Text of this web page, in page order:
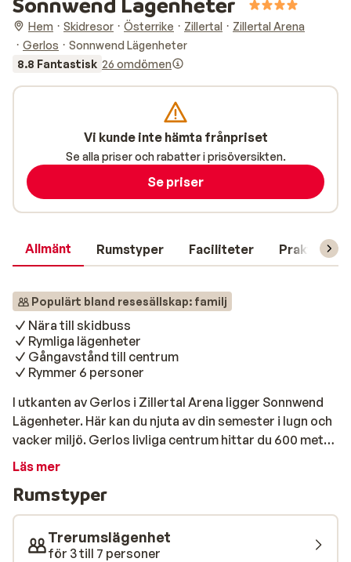
Hem Skidresor Österrike Zillertal
Zillertal Arena
Gerlos
Sonnwend Lägenheter
8.8 Fantastisk 26 omdömen
Allmänt Rumstyper Faciliteter Praktisk
Populärt bland resesällskap: familj
Nära till skidbuss
Rymliga lägenheter
Gångavstånd till centrum
Rymmer 6 personer
I utkanten av Gerlos i Zillertal Arena ligger Sonnwend
Lägenheter. Här kan du njuta av din semester i lugn och
vacker miljö. Gerlos livliga centrum hittar du 600 meter
från lägenheterna, och skidbussen stannar bara en
balkong eller terrass där du kan njuta av den varma
vintersolen efter en hel dag i pisterna. Lägenheterna
har också ett fullt utrustat kök med diskmaskin,
vattenkokare och kaffebryggare. De största
Läs mer
Rumstyper
Trerumslägenhet
för 3 till 7 personer
Vi kunde inte hämta frånpriset
Se alla priser och rabatter i prisöversikten.
Se priser